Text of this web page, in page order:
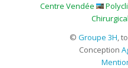
Centre Vendée
© Groupe 3H,
Conception